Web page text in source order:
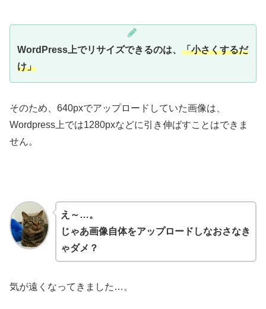
WordPress上でリサイズできるのは、 「小さくするだ
け」
そのため、640pxでアップロードしていた画像は、
Wordpress上では1280pxなどに引き伸ばすことはできま
せん。
え～…。
じゃあ画像自体をアップロードしなおさなき
ゃダメ？
気が遠くなってきました…。